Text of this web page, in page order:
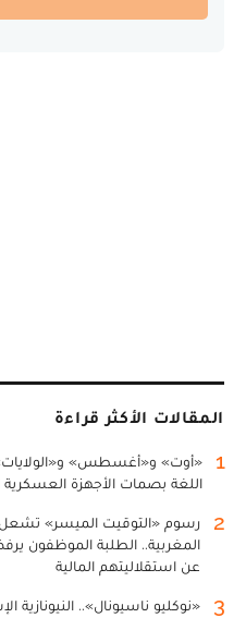
المقالات الأكثر قراءة
1
«أوت» و«أغسطس»
اللغة بصمات الأجهزة العسكرية
2
رسوم «التوقيت الميسر» تشعل
المغربية.. الطلبة الموظفون
عن استقلاليتهم المالية
3 «نوكليو ناسيونال».. النيونازية